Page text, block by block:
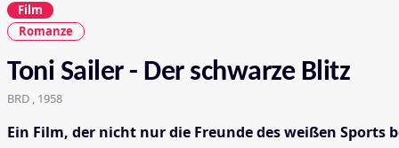
Film
Romanze
Toni Sailer - Der schwarze Blitz
BRD , 1958
Ein Film, der nicht nur die Freunde des weißen